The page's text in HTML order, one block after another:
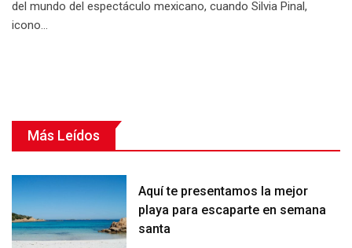
del mundo del espectáculo mexicano, cuando Silvia Pinal,
icono…
Más Leídos
Aquí te presentamos la mejor
playa para escaparte en semana
santa